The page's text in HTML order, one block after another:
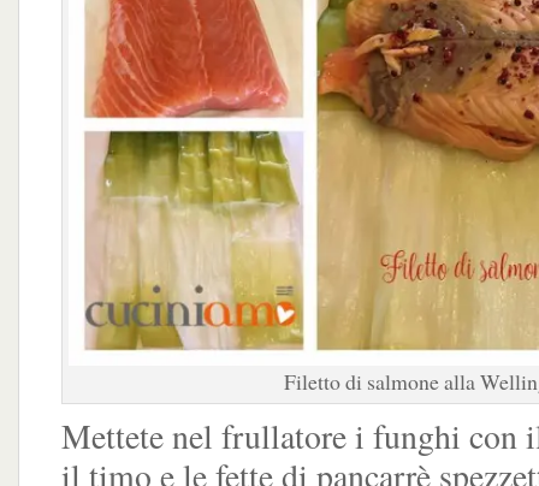
Filetto di salmone alla
Mettete nel frullatore i funghi con
il timo e le fette di pancarrè